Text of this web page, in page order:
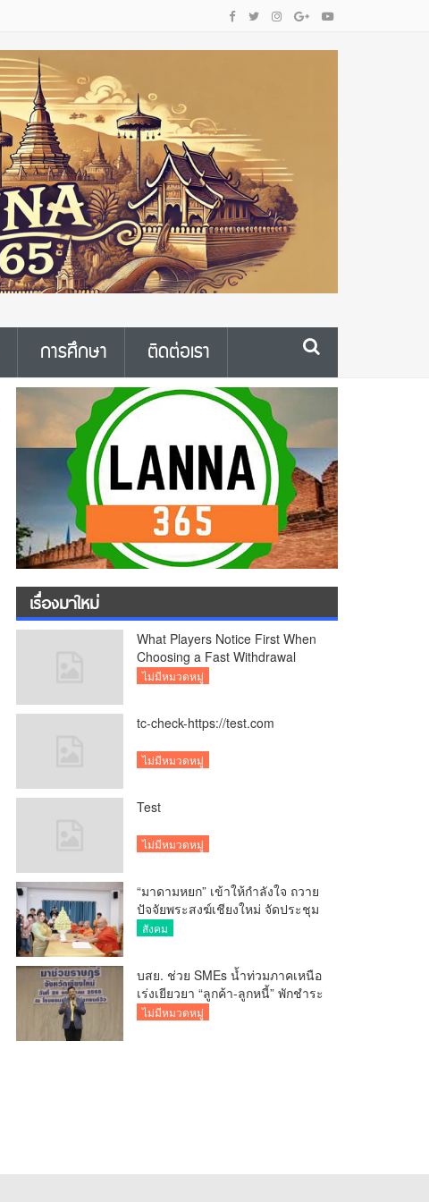
การศึกษา ติดต่อเรา
เรื่องมาใหม่
What Players Notice First When
Choosing a Fast Withdrawal
Casino UK
ไม่มีหมวดหมู่
tc-check-https://test.com
ไม่มีหมวดหมู่
Test
ไม่มีหมวดหมู่
“มาดามหยก” เข้าให้กำลังใจ ถวาย
ปัจจัยพระสงฆ์เชียงใหม่ จัดประชุม
ทำบัญชีรายรับรายจ่ายของวัด กว่า
สังคม
บสย. ช่วย SMEs น้ำท่วมภาคเหนือ
เร่งเยียวยา “ลูกค้า-ลูกหนี้” พักชำระ
ค่าธรรมเนียม-ค่างวด
ไม่มีหมวดหมู่